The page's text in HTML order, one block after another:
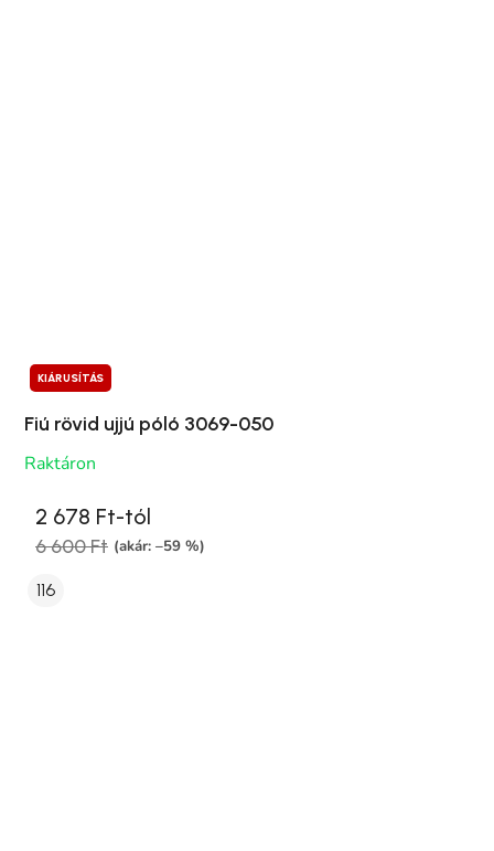
KIÁRUSÍTÁS
Fiú rövid ujjú póló 3069-050
Raktáron
2 678 Ft-tól
6 600 Ft (akár: –59 %)
116